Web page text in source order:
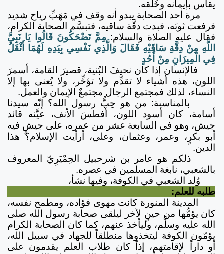
يقاس بإيمانه وخُلُقه.
مرة أحد الصحابة يبدو أنه وقف في مَهَبِّ رياح شديد
فرفعت ثوبَه، فبدت دقَّة ساقيه، فتبسَّم الصحابة الكرام،
فقال عليه الصلاة والسلام:مِمَّ تَضْحَكُونَ قَالُوا يَا نَبِيَّ
اللَّهِ مِنْ دِقَّةِ سَاقَيْهِ فَقَالَ وَالَّذِي نَفْسِي بِيَدِهِ لَهُمَا أَثْقَلُ
فِي الْمِيزَانِ مِنْ أُحُدٍ
فالإنسان إذا كان نحيفَ البُنية، قصيرَ القامة، أسمرَ
اللون، هذه أشياء لا تقدِّم ولا تؤخِّر، ولا يُعنى بها إلا
النساء، لذلك فمجتمع الرجال مجتمعٌ الإيمان والعمل.
بالمناسبة: من هو حِبُّ رسول الله؟ إنّه سيدنا
أسامة، كان أسود اللون، أفطسَ الأنف، عيَّنه قائد
جيش، وهو في السابعة عشر من عمره، على جيشٍ فيه
أبو بكرٍ، وعمر، وعثمان، وعلي، أرأيت الإسلام؟ هذا
الدين.
ذلكم هو عامر بن شرحبيل الحِمْيَرِيّ المعروف
بالشعبي، نابغة المسلمين في عصره.
وُلد الشعبي في الكوفة، وفيها نشأ،
طلبه للعلم:
المدينة المنورة كانت مهوى فؤاده، ومطمح نفسه،
كان يؤمُّها من حينٍ لآخر ليلقى صحابة رسول الله صلى
الله عليه وسلَّم، وليأخذ عنهم، كما كان الصحابة الكرام
يؤمّون الكوفة ليتخذوها منطلقاً للجهاد في سبيل الله،
أو داراً لإقامتهم، إذاً كان طلاب العلم يقدمون على